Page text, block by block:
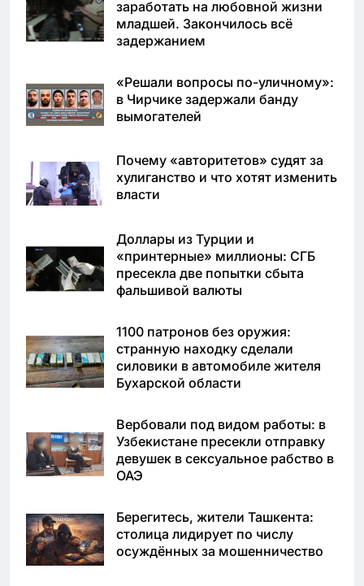
заработать на любовной жизни
младшей. Закончилось всё
задержанием
«Решали вопросы по-уличному»:
в Чирчике задержали банду
вымогателей
Почему «авторитетов» судят за
хулиганство и что хотят изменить
власти
Доллары из Турции и
«принтерные» миллионы: СГБ
пресекла две попытки сбыта
фальшивой валюты
1100 патронов без оружия:
странную находку сделали
силовики в автомобиле жителя
Бухарской области
Вербовали под видом работы: в
Узбекистане пресекли отправку
девушек в сексуальное рабство в
ОАЭ
Берегитесь, жители Ташкента:
столица лидирует по числу
осуждённых за мошенничество